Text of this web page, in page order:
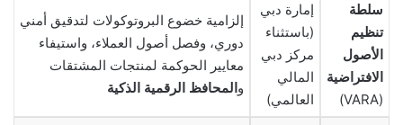
سلطة
تنظيم
الأصول
الافتراضية
(VARA)
إمارة دبي
(باستثناء
مركز دبي
المالي
العالمي)
إلزامية خضوع البروتوكولات لتدقيق أمني
دوري، وفصل أصول العملاء، واستيفاء
معايير الحوكمة لمنتجات المشتقات
والمحافظ الرقمية الذكية